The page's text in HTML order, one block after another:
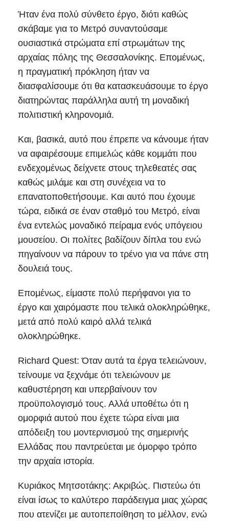
Ήταν ένα πολύ σύνθετο έργο, διότι καθώς
σκάβαμε για το Μετρό συναντούσαμε
ουσιαστικά στρώματα επί στρωμάτων της
αρχαίας πόλης της Θεσσαλονίκης. Επομένως,
η πραγματική πρόκληση ήταν να
διασφαλίσουμε ότι θα κατασκευάσουμε το έργο
διατηρώντας παράλληλα αυτή τη μοναδική
πολιτιστική κληρονομιά.
Και, βασικά, αυτό που έπρεπε να κάνουμε ήταν
να αφαιρέσουμε επιμελώς κάθε κομμάτι που
ενδεχομένως δείχνετε στους τηλεθεατές σας
καθώς μιλάμε και στη συνέχεια να το
επανατοποθετήσουμε. Και αυτό που έχουμε
τώρα, ειδικά σε έναν σταθμό του Μετρό, είναι
ένα εντελώς μοναδικό πείραμα ενός υπόγειου
μουσείου. Οι πολίτες βαδίζουν δίπλα του ενώ
πηγαίνουν να πάρουν το τρένο για να πάνε στη
δουλειά τους.
Επομένως, είμαστε πολύ περήφανοι για το
έργο και χαιρόμαστε που τελικά ολοκληρώθηκε,
μετά από πολύ καιρό αλλά τελικά
ολοκληρώθηκε.
Richard Quest: Όταν αυτά τα έργα τελειώνουν,
τείνουμε να ξεχνάμε ότι τελειώνουν με
καθυστέρηση και υπερβαίνουν τον
προϋπολογισμό τους. Αλλά υποθέτω ότι η
ομορφιά αυτού που έχετε τώρα είναι μια
απόδειξη του μοντερνισμού της σημερινής
Ελλάδας που παντρεύεται με όμορφο τρόπο
την αρχαία ιστορία.
Κυριάκος Μητσοτάκης: Ακριβώς. Πιστεύω ότι
είναι ίσως το καλύτερο παράδειγμα μιας χώρας
που ατενίζει με αυτοπεποίθηση το μέλλον, ενώ